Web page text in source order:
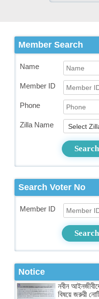
Member Search
Name
Member ID
Phone
Zilla Name
Search
Search Voter No
Member ID
Search
Notice
নবীন
বিষয়ে জরুরী